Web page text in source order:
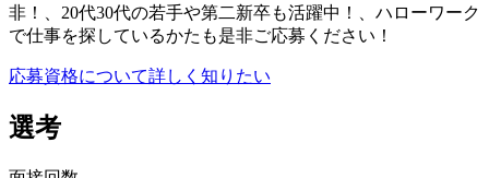
非！、20代30代の若手や第二新卒も活躍中！、ハローワーク
で仕事を探しているかたも是非ご応募ください！
応募資格について詳しく知りたい
選考